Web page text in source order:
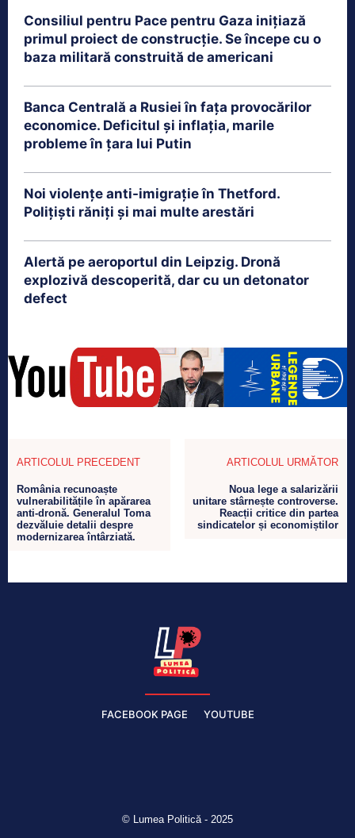
Consiliul pentru Pace pentru Gaza inițiază
primul proiect de construcție. Se începe cu o
baza militară construită de americani
Banca Centrală a Rusiei în fața provocărilor
economice. Deficitul și inflația, marile
probleme în țara lui Putin
Noi violențe anti-imigrație în Thetford.
Polițiști răniți și mai multe arestări
Alertă pe aeroportul din Leipzig. Dronă
explozivă descoperită, dar cu un detonator
defect
ARTICOLUL PRECEDENT
România recunoaște
vulnerabilitățile în apărarea
anti-dronă. Generalul Toma
dezvăluie detalii despre
modernizarea întârziată.
ARTICOLUL URMĂTOR
Noua lege a salarizării
unitare stârnește controverse.
Reacții critice din partea
sindicatelor și economiștilor
FACEBOOK PAGE YOUTUBE
© Lumea Politică - 2025